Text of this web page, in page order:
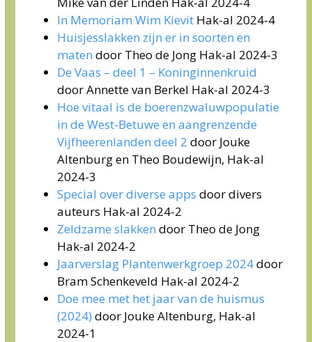
In Memoriam Wim Kievit Hak-al 2024-4
Huisjesslakken zijn er in soorten en
maten door Theo de Jong Hak-al 2024-3
De Vaas – deel 1 – Koninginnenkruid
door Annette van Berkel Hak-al 2024-3
Hoe vitaal is de boerenzwaluwpopulatie
in de West-Betuwe en aangrenzende
Vijfheerenlanden deel 2 door Jouke
Altenburg en Theo Boudewijn, Hak-al
2024-3
Special over diverse apps door divers
auteurs Hak-al 2024-2
Zeldzame slakken door Theo de Jong
Hak-al 2024-2
Jaarverslag Plantenwerkgroep 2024door
Bram Schenkeveld Hak-al 2024-2
Doe mee met het jaar van de huismus
(2024) door Jouke Altenburg, Hak-al
2024-1